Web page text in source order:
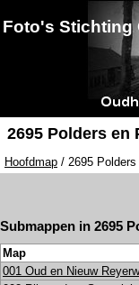
Foto's Stichting
2695 Polders en
Hoofdmap / 2695
Submappen in 2695
Map
001 Oud en Nieuw